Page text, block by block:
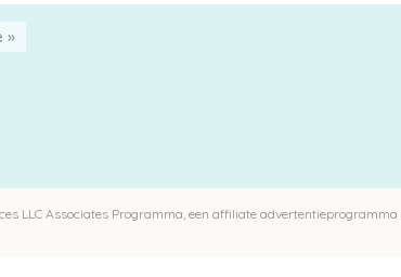
»
LLC Associates Programma, een affiliate